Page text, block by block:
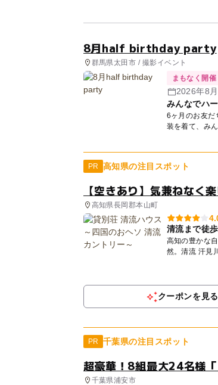
8月half birthday party
群馬県太田市 / 撮影イベント
まもなく開催
2026年8
みんなでハ
6ヶ月のお友だち集まれー！ みんなと一緒にハ
装を着て、み
PR 高知県の注目スポット
【空きあり】気兼ねなく
高知県長岡郡本山町
清流まで徒
高知の豊かな自然と
然。清流 汗見
クーポンを見る
PR 千葉県の注目スポット
超豪華！8組最大24名様
千葉県浦安市